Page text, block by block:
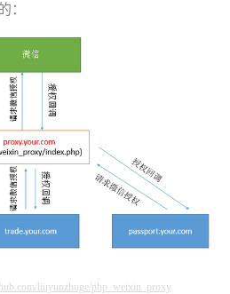
：
liuyunzhuge/php_weixin_proxy